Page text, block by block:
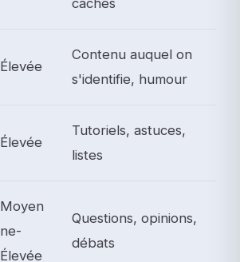
cachés
Élevée
Contenu auquel on
s'identifie, humour
Élevée
Tutoriels, astuces,
listes
Moyen
ne-
Élevée
Questions, opinions,
débats